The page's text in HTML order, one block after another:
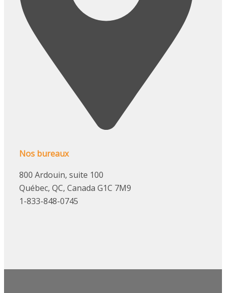
Nos bureaux
800 Ardouin, suite 100
Québec, QC, Canada G1C 7M9
1-833-848-0745